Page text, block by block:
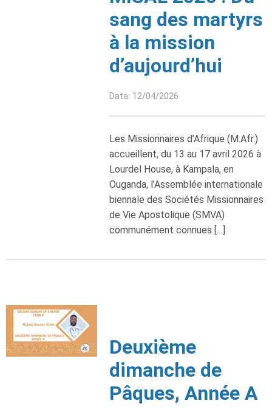
sang des martyrs
à la mission
d’aujourd’hui
Data: 12/04/2026
Les Missionnaires d’Afrique (M.Afr.)
accueillent, du 13 au 17 avril 2026 à
Lourdel House, à Kampala, en
Ouganda, l’Assemblée internationale
biennale des Sociétés Missionnaires
de Vie Apostolique (SMVA)
communément connues […]
Deuxième
dimanche de
Pâques, Année A